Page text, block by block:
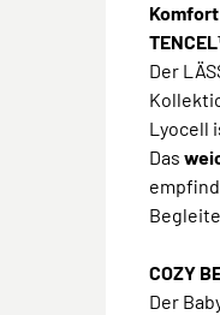
Der
Lyocell
Das
COZY
Der